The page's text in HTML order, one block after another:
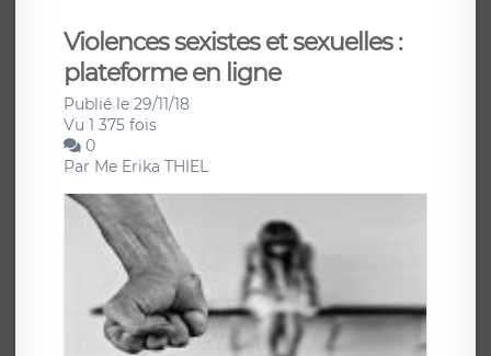
Violences sexistes et sexuelles :
plateforme en ligne
Publié le 29/11/18
Vu 1 375 fois
0
Par Me Erika THIEL